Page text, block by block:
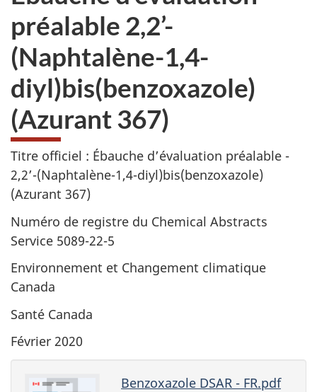
préalable 2,2’-
(Naphtalène-1,4-
diyl)bis(benzoxazole)
(Azurant 367)
Titre officiel : Ébauche d’évaluation préalable -
2,2’-(Naphtalène-1,4-diyl)bis(benzoxazole)
(Azurant 367)
Numéro de registre du Chemical Abstracts
Service 5089-22-5
Environnement et Changement climatique
Canada
Santé Canada
Février 2020
Benzoxazole DSAR - FR.pdf